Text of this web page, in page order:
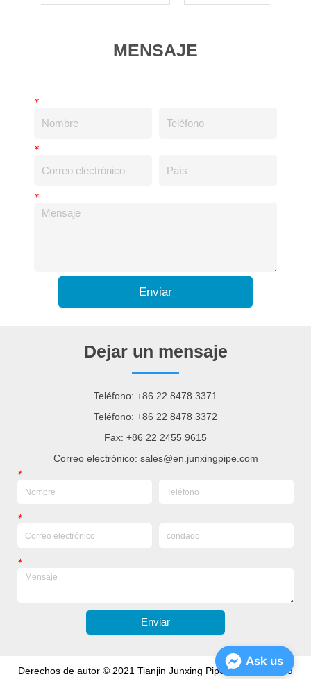
MENSAJE
*
*
*
Enviar
Dejar un mensaje
Teléfono: +86 22 8478 3371
Teléfono: +86 22 8478 3372
Fax: +86 22 2455 9615
Correo electrónico: sales@en.junxingpipe.com
*
*
*
Enviar
Derechos de autor © 2021 Tianjin Junxing Pipe Group Co., Ltd
Ask us